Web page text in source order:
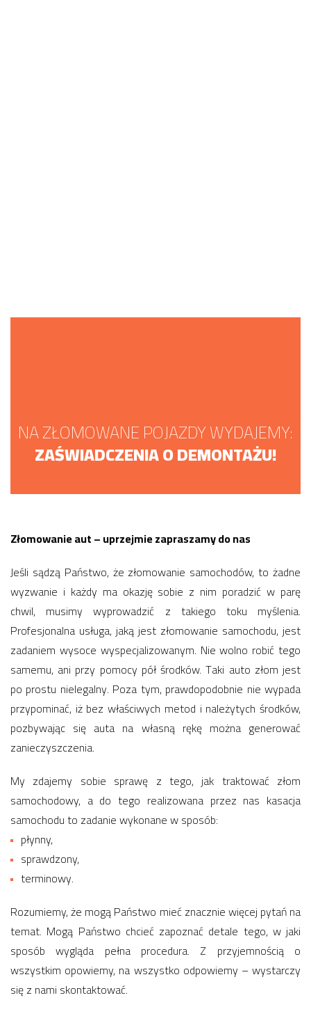
NA ZŁOMOWANE POJAZDY WYDAJEMY:
ZAŚWIADCZENIA O DEMONTAŻU!
Złomowanie aut – uprzejmie zapraszamy do nas
Jeśli sądzą Państwo, że złomowanie samochodów, to żadne
wyzwanie i każdy ma okazję sobie z nim poradzić w parę
chwil, musimy wyprowadzić z takiego toku myślenia.
Profesjonalna usługa, jaką jest złomowanie samochodu, jest
zadaniem wysoce wyspecjalizowanym. Nie wolno robić tego
samemu, ani przy pomocy pół środków. Taki auto złom jest
po prostu nielegalny. Poza tym, prawdopodobnie nie wypada
przypominać, iż bez właściwych metod i należytych środków,
pozbywając się auta na własną rękę można generować
zanieczyszczenia.
My zdajemy sobie sprawę z tego, jak traktować złom
samochodowy, a do tego realizowana przez nas kasacja
samochodu to zadanie wykonane w sposób:
płynny,
sprawdzony,
terminowy.
Rozumiemy, że mogą Państwo mieć znacznie więcej pytań na
temat. Mogą Państwo chcieć zapoznać detale tego, w jaki
sposób wygląda pełna procedura. Z przyjemnością o
wszystkim opowiemy, na wszystko odpowiemy – wystarczy
się z nami skontaktować.